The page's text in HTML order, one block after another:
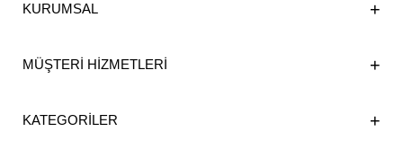
KURUMSAL
MÜŞTERİ HİZMETLERİ
KATEGORİLER